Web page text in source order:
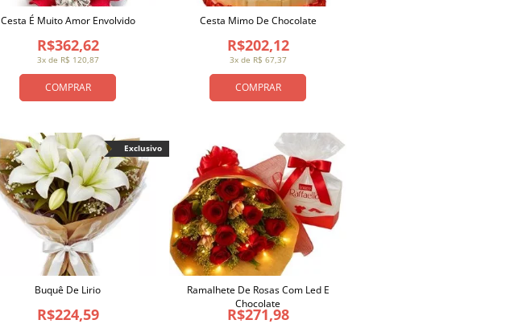
COMPRAR
3x de R$ 120,87
R$362,62
Cesta É Muito Amor Envolvido
COMPRAR
3x de R$ 67,37
R$202,12
Cesta Mimo De Chocolate
R$224,59
Buquê De Lirio
Exclusivo
R$271,98
Ramalhete De Rosas Com Led E
Chocolate